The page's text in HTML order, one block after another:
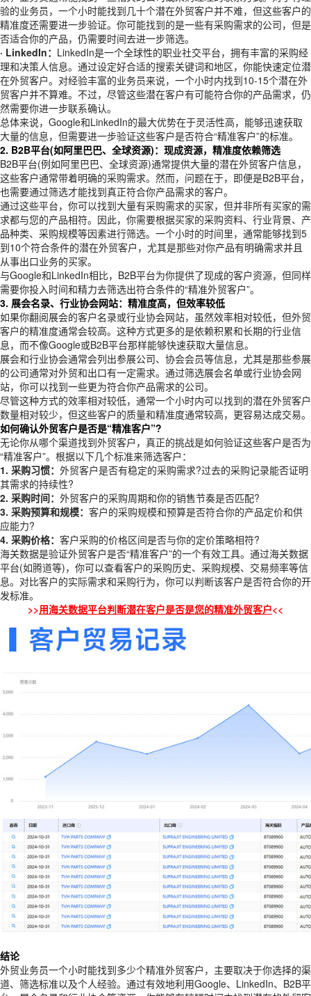
验的业务员，一个小时能找到几十个潜在外贸客户并不难，但这些客户的
精准度还需要进一步验证。你可能找到的是一些有采购需求的公司，但是
否适合你的产品，仍需要时间去进一步筛选。
· LinkedIn： LinkedIn是一个全球性的职业社交平台，拥有丰富的采购经
理和决策人信息。通过设定好合适的搜索关键词和地区，你能快速定位潜
在外贸客户。对经验丰富的业务员来说，一个小时内找到10-15个潜在外
贸客户并不算难。不过，尽管这些潜在客户有可能符合你的产品需求，仍
然需要你进一步联系确认。
总体来说，Google和LinkedIn的最大优势在于灵活性高，能够迅速获取
大量的信息，但需要进一步验证这些客户是否符合“精准客户”的标准。
2. B2B平台(如阿里巴巴、全球资源)：现成资源，精准度依赖筛选
B2B平台(例如阿里巴巴、全球资源)通常提供大量的潜在外贸客户信息，
这些客户通常带着明确的采购需求。然而，问题在于，即便是B2B平台，
也需要通过筛选才能找到真正符合你产品需求的客户。
通过这些平台，你可以找到大量有采购需求的买家，但并非所有买家的需
求都与您的产品相符。因此，你需要根据买家的采购资料、行业背景、产
品种类、采购规模等因素进行筛选。一个小时的时间里，通常能够找到5
到10个符合条件的潜在外贸客户，尤其是那些对你产品有明确需求并且
从事出口业务的买家。
与Google和LinkedIn相比，B2B平台为你提供了现成的客户资源，但同样
需要你投入时间和精力去筛选出符合条件的“精准外贸客户”。
3. 展会名录、行业协会网站：精准度高，但效率较低
如果你翻阅展会的客户名录或行业协会网站，虽然效率相对较低，但外贸
客户的精准度通常会较高。这种方式更多的是依赖积累和长期的行业信
息，而不像Google或B2B平台那样能够快速获取大量信息。
展会和行业协会通常会列出参展公司、协会会员等信息，尤其是那些参展
的公司通常对外贸和出口有一定需求。通过筛选展会名单或行业协会网
站，你可以找到一些更为符合你产品需求的公司。
尽管这种方式的效率相对较低，通常一个小时内可以找到的潜在外贸客户
数量相对较少，但这些客户的质量和精准度通常较高，更容易达成交易。
如何确认外贸客户是否是“精准客户”?
无论你从哪个渠道找到外贸客户，真正的挑战是如何验证这些客户是否为
“精准客户”。根据以下几个标准来筛选客户：
1. 采购习惯： 外贸客户是否有稳定的采购需求?过去的采购记录能否证明
其需求的持续性?
2. 采购时间： 外贸客户的采购周期和你的销售节奏是否匹配?
3. 采购预算和规模： 客户的采购规模和预算是否符合你的产品定价和供
应能力?
4. 采购价格： 客户采购的价格区间是否与你的定价策略相符?
海关数据是验证外贸客户是否“精准客户”的一个有效工具。通过海关数据
平台(如腾道等)，你可以查看客户的采购历史、采购规模、交易频率等信
息。对比客户的实际需求和采购行为，你可以判断该客户是否符合你的开
发标准。
>>用海关数据平台判断潜在客户是否是您的精准外贸客户<<
结论
外贸业务员一个小时能找到多少个精准外贸客户，主要取决于你选择的渠
道、筛选标准以及个人经验。通过有效地利用Google、LinkedIn、B2B平